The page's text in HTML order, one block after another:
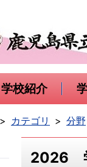
学校紹介
カテゴリ 分野
2026